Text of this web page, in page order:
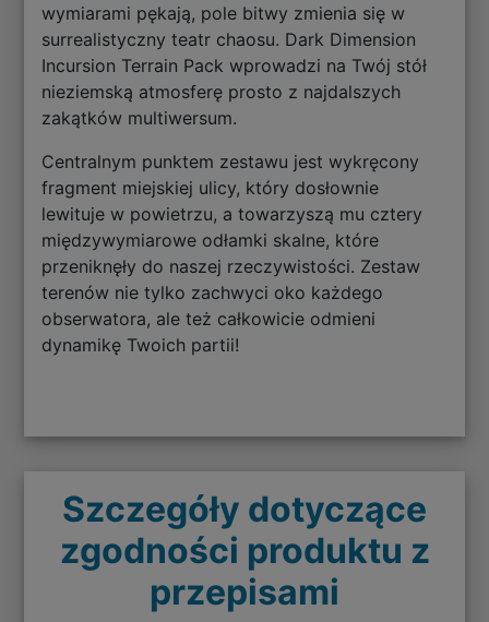
wymiarami pękają, pole bitwy zmienia się w
surrealistyczny teatr chaosu. Dark Dimension
Incursion Terrain Pack wprowadzi na Twój stół
nieziemską atmosferę prosto z najdalszych
zakątków multiwersum.
Centralnym punktem zestawu jest wykręcony
fragment miejskiej ulicy, który dosłownie
lewituje w powietrzu, a towarzyszą mu cztery
międzywymiarowe odłamki skalne, które
przeniknęły do naszej rzeczywistości. Zestaw
terenów nie tylko zachwyci oko każdego
obserwatora, ale też całkowicie odmieni
dynamikę Twoich partii!
Szczegóły dotyczące
zgodności produktu z
przepisami